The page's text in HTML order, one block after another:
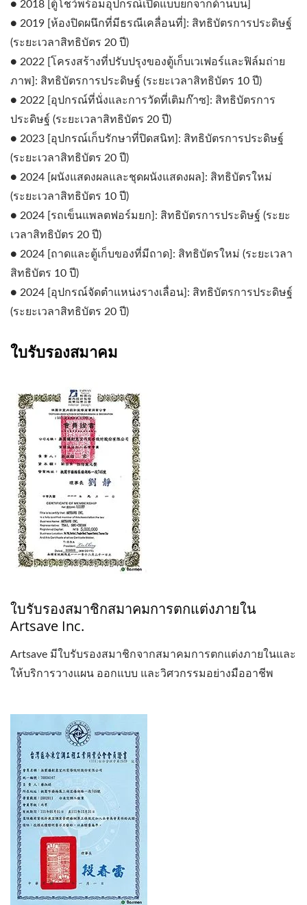
● 2018 [ตู้โชว์พร้อมอุปกรณ์เปิดแบบยกจากด้านบน]
● 2019 [ห้องปิดผนึกที่มีธรณีเคลื่อนที่]: สิทธิบัตรการประดิษฐ์
(ระยะเวลาสิทธิบัตร 20 ปี)
● 2022 [โครงสร้างที่ปรับปรุงของตู้เก็บเวเฟอร์และฟิล์มถ่าย
ภาพ]: สิทธิบัตรการประดิษฐ์ (ระยะเวลาสิทธิบัตร 10 ปี)
● 2022 [อุปกรณ์ที่นั่งและการวัดที่เติมก๊าซ]: สิทธิบัตรการ
ประดิษฐ์ (ระยะเวลาสิทธิบัตร 20 ปี)
● 2023 [อุปกรณ์เก็บรักษาที่ปิดสนิท]: สิทธิบัตรการประดิษฐ์
(ระยะเวลาสิทธิบัตร 20 ปี)
● 2024 [ผนังแสดงผลและชุดผนังแสดงผล]: สิทธิบัตรใหม่
(ระยะเวลาสิทธิบัตร 10 ปี)
● 2024 [รถเข็นแพลตฟอร์มยก]: สิทธิบัตรการประดิษฐ์ (ระยะ
เวลาสิทธิบัตร 20 ปี)
● 2024 [ถาดและตู้เก็บของที่มีถาด]: สิทธิบัตรใหม่ (ระยะเวลา
สิทธิบัตร 10 ปี)
● 2024 [อุปกรณ์จัดตำแหน่งรางเลื่อน]: สิทธิบัตรการประดิษฐ์
(ระยะเวลาสิทธิบัตร 20 ปี)
ใบรับรองสมาคม
ใบรับรองสมาชิกสมาคมการตกแต่งภายใน
Artsave Inc.
Artsave มีใบรับรองสมาชิกจากสมาคมการตกแต่งภายในและ
ให้บริการวางแผน ออกแบบ และวิศวกรรมอย่างมืออาชีพ